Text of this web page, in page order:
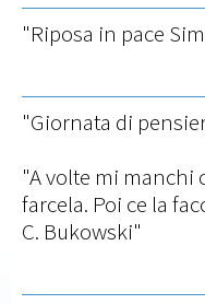
"Riposa in pace
"Giornata di
"A volte mi manchi
farcela. Poi ce la
C. Bukowski"